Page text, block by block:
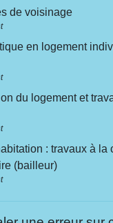
de voisinage
en logement
du logement et
: travaux à la
(bailleur)